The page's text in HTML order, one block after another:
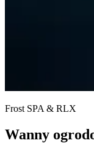
Frost SPA & RLX
Wanny